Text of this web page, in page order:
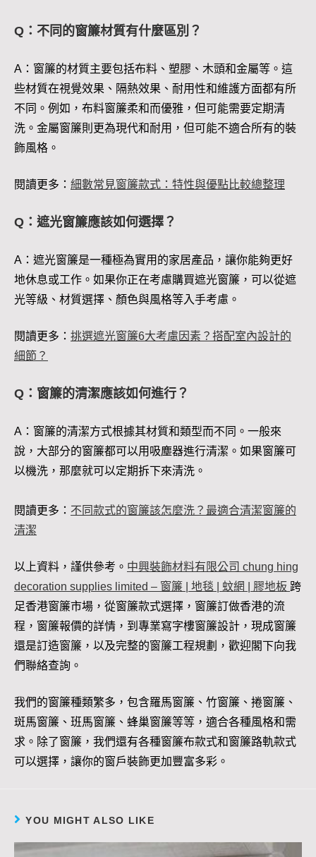
Q：不同的窗簾材質有什麼區別？
A：窗簾的材質主要包括布料、塑膠、木頭和金屬等。這
些材質在視覺效果、隔熱效果、耐用性和維護方面都有所
不同。例如，布料窗簾柔和而優雅，但可能需要定期清
洗。金屬窗簾則更為現代和耐用，但可能不適合所有的裝
飾風格。
閱讀更多： 細數常見窗簾款式：特性與優點比較總整理
Q：遮光窗簾應該如何選擇？
A：遮光窗簾是一種極為實用的家居產品，讓你能夠更好
地休息或工作。如果你正在考慮購買遮光窗簾，可以從遮
光等級、材質選擇、顏色與風格等入手考慮。
閱讀更多： 挑選遮光窗簾6大考慮因素？搭配室內設計的
細節？
Q：窗簾的清潔應該如何進行？
A：窗簾的清潔方式根據其材質和類型而不同。一般來
說，大部分的窗簾都可以用吸塵器進行清潔。如果窗簾可
以機洗，那麼就可以定期拆下來清洗。
閱讀更多： 不同款式的窗簾該怎麼洗？最適合清潔窗簾的
清潔
以上資料，謹供參考。 中興裝飾材料有限公司 chung hing
decoration supplies limited – 窗簾 | 地毯 | 蚊網 | 膠地板 跨
足香港窗簾市場，從窗簾款式選擇，窗簾訂做香港的流
程，窗簾報價的詳情，到專業寫字樓窗簾設計，現成窗簾
還是訂造窗簾，以及完整的窗簾工程規劃，歡迎閣下向我
們聯絡查詢。
我們的窗簾種類繁多，包含羅馬窗簾、竹窗簾、捲窗簾、
斑馬窗簾、班馬窗簾、蜂巢窗簾等等，適合各種風格和需
求。除了窗簾，我們還有各種窗簾布款式和窗簾路軌款式
可以選擇，讓你的窗戶裝飾更加豐富多彩。
YOU MIGHT ALSO LIKE